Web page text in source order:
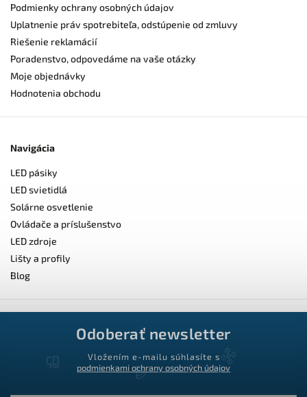
Podmienky ochrany osobných údajov
Uplatnenie práv spotrebiteľa, odstúpenie od zmluvy
Riešenie reklamácií
Poradenstvo, odpovedáme na vaše otázky
Moje objednávky
Hodnotenia obchodu
Navigácia
LED pásiky
LED svietidlá
Solárne osvetlenie
Ovládače a príslušenstvo
LED zdroje
Lišty a profily
Blog
Odoberať newsletter
Vložením e-mailu súhlasíte s
podmienkami ochrany osobných údajov